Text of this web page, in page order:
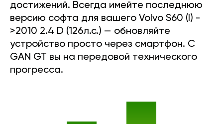
достижений. Всегда имейте последнюю
версию софта для вашего Volvo S60 (I) -
>2010 2.4 D (126л.с.) — обновляйте
устройство просто через смартфон. С
GAN GT вы на передовой технического
прогресса.